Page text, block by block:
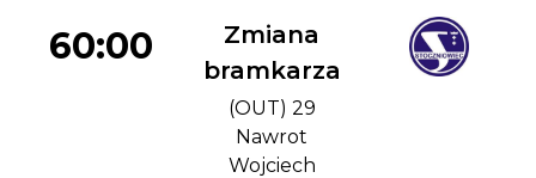
60:00
Zmiana
bramkarza
(OUT) 29
Nawrot
Wojciech